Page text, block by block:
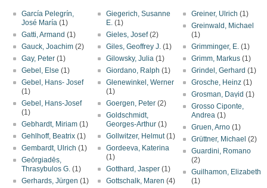
García Pelegrín,
José María (1)
Gatti, Armand (1)
Gauck, Joachim (2)
Gay, Peter (1)
Gebel, Else (1)
Gebel, Hans- Josef
(1)
Gebel, Hans-Josef
(1)
Gebhardt, Miriam (1)
Gehlhoff, Beatrix (1)
Gembardt, Ulrich (1)
Geōrgiadēs,
Thrasybulos G. (1)
Gerhards, Jürgen (1)
Giegerich, Susanne
E. (1)
Gieles, Josef(2)
Giles, Geoffrey J. (1)
Gilowsky, Julia (1)
Giordano, Ralph (1)
Glenewinkel, Werner
(1)
Goergen, Peter (2)
Goldschmidt,
Georges-Arthur (1)
Gollwitzer, Helmut(1)
Gordeeva, Katerina
(1)
Gotthard, Jasper (1)
Gottschalk, Maren (4)
Greiner, Ulrich (1)
Greinwald, Michael
(1)
Grimminger, E. (1)
Grimm, Markus (1)
Grindel, Gerhard (1)
Grosche, Heinz (1)
Grosman, Daṿid (1)
Grosso Ciponte,
Andrea (1)
Gruen, Arno (1)
Grüttner, Michael (2)
Guardini, Romano
(2)
Guilhamon, Elizabeth
(1)